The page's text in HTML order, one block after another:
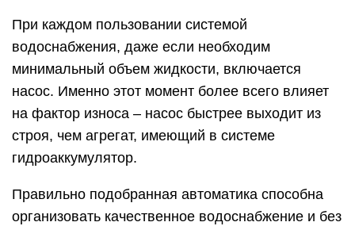
При каждом пользовании системой
водоснабжения, даже если необходим
минимальный объем жидкости, включается
насос. Именно этот момент более всего влияет
на фактор износа – насос быстрее выходит из
строя, чем агрегат, имеющий в системе
гидроаккумулятор.
Правильно подобранная автоматика способна
организовать качественное водоснабжение и без